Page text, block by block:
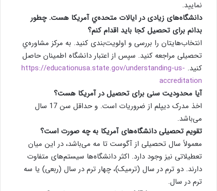
نمایید.
دانشگاه‌های زیادی در ایالات متحده‌ي آمریکا هست. چطور
بدانم برای تحصيل کجا باید اقدام کنم؟
انتخاب‌هایتان را بررسی و اولویت‌بندی کنید. به مرکز مشاوره‌ي
تحصیلی مراجعه کنید. سپس از اعتبار دانشگاه اطمینان حاصل
کنید. https://educationusa.state.gov/understanding-us-
accreditation
آیا محدودیت سنی برای تحصیل در آمریکا هست؟
اخذ مدرک دیپلم از ضروریات است. و حداقل سن 17 سال
می‌باشد.
تقویم تحصیلی دانشگاه‌های آمریکا به چه صورت است؟
معمولاً سال تحصیلی از آگوست تا مه می‌باشد، در این میان
تعطیلاتی نیز وجود دارد. اکثر دانشگاه‌ها سیستم‌های متفاوت
دارند. دو ترم در سال (ترمیک)، چهار ترم در سال (ربعی) یا سه
ترم در سال.